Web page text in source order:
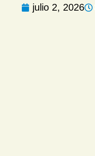
julio 2, 2026